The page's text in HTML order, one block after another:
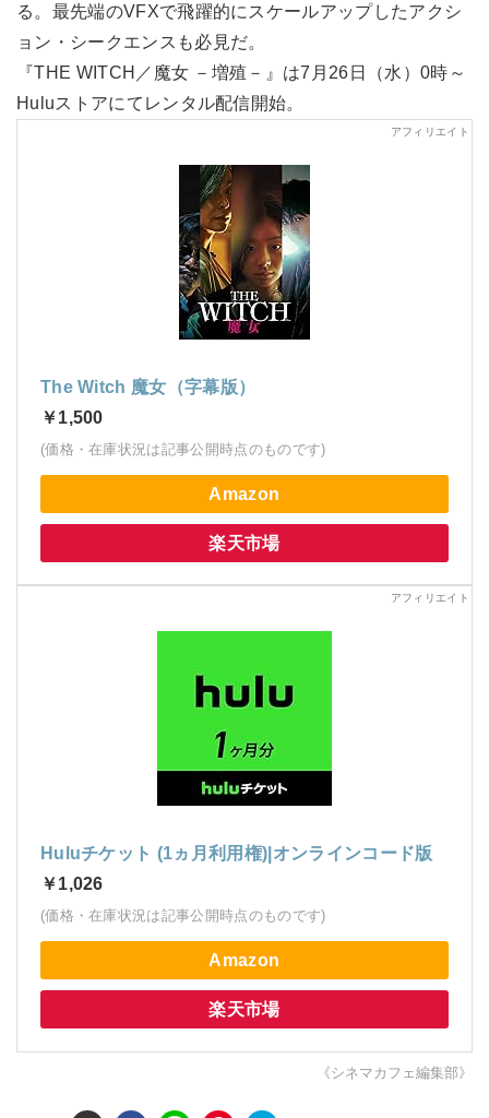
る。最先端のVFXで飛躍的にスケールアップしたアクシ
ョン・シークエンスも必見だ。
『THE WITCH／魔女 －増殖－』は7月26日（水）0時～
Huluストアにてレンタル配信開始。
The Witch 魔女（字幕版）
￥1,500
(価格・在庫状況は記事公開時点のものです)
Amazon
楽天市場
Huluチケット (1ヵ月利用権)|オンラインコード版
￥1,026
(価格・在庫状況は記事公開時点のものです)
Amazon
楽天市場
《シネマカフェ編集部》